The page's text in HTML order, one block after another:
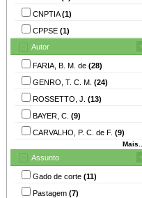
CNPTIA(1)
CPPSE (1)
Autor
FARIA, B. M. de (28)
GENRO, T. C. M. (24)
ROSSETTO, J. (13)
BAYER, C. (9)
CARVALHO, P. C. de F. (9)
Mais...
Assunto
Gado de corte (11)
Pastagem (7)